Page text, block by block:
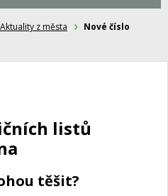
Aktuality z města
Nové číslo
listů
těšit?